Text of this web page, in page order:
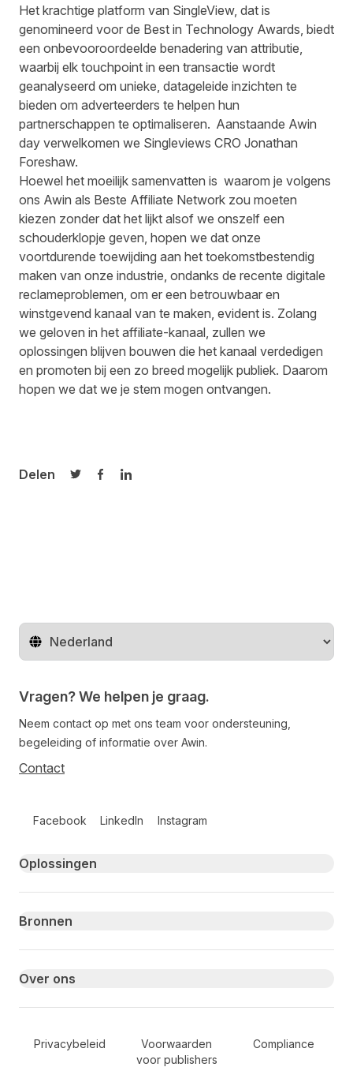
Het krachtige platform van SingleView, dat is
genomineerd voor de Best in Technology Awards, biedt
een onbevooroordeelde benadering van attributie,
waarbij elk touchpoint in een transactie wordt
geanalyseerd om unieke, datageleide inzichten te
bieden om adverteerders te helpen hun
partnerschappen te optimaliseren. Aanstaande Awin
day verwelkomen we Singleviews CRO Jonathan
Foreshaw.
Hoewel het moeilijk samenvatten is waarom je volgens
ons Awin als Beste Affiliate Network zou moeten
kiezen zonder dat het lijkt alsof we onszelf een
schouderklopje geven, hopen we dat onze
voortdurende toewijding aan het toekomstbestendig
maken van onze industrie, ondanks de recente digitale
reclameproblemen, om er een betrouwbaar en
winstgevend kanaal van te maken, evident is. Zolang
we geloven in het affiliate-kanaal, zullen we
oplossingen blijven bouwen die het kanaal verdedigen
en promoten bij een zo breed mogelijk publiek. Daarom
hopen we dat we je stem mogen ontvangen.
Delen
Delen op Twitter
Delen op Facebook
Delen op LinkedIn
Regio wijzigen
Vragen? We helpen je graag.
Neem contact op met ons team voor ondersteuning,
begeleiding of informatie over Awin.
Contact
Facebook LinkedIn Instagram
Primary footer navigation
Oplossingen
Bronnen
Over ons
Secondary Footer Navigation
Privacybeleid
Voorwaarden
voor publishers
Compliance